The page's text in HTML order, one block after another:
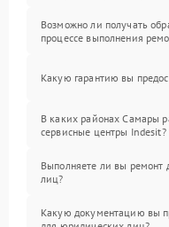
Возможно ли получать
процессе выполнения
Какую гарантию вы
В каких районах Самары
сервисные центры Indesit?
Выполняете ли вы ремонт
лиц?
Какую документацию вы